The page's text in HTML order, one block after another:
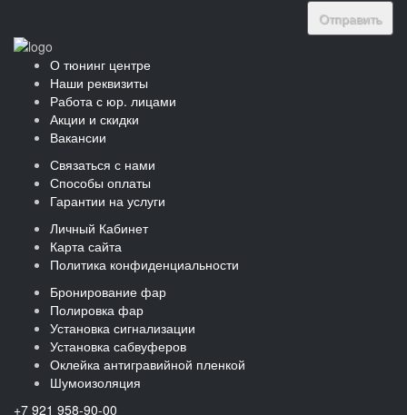
Отправить
О тюнинг центре
Наши реквизиты
Работа с юр. лицами
Акции и скидки
Вакансии
Связаться с нами
Способы оплаты
Гарантии на услуги
Личный Кабинет
Карта сайта
Политика конфиденциальности
Бронирование фар
Полировка фар
Установка сигнализации
Установка сабвуферов
Оклейка антигравийной пленкой
Шумоизоляция
+7 921 958-90-00